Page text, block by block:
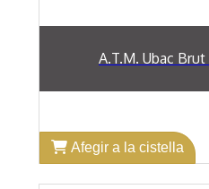
A.T.M. Ubac
Afegir a la cistella